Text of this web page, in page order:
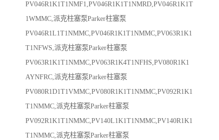
PV046R1K1T1NMF1,PV046R1K1T1NMRD,PV046R1K1T
1WMMC,派克柱塞泵Parker柱塞泵
PV046R1L1T1NMMC,PV046R1K1T1NMMC,PV063R1K1
T1NFWS,派克柱塞泵Parker柱塞泵
PV063R1K1T1NMMC,PV063R1K4T1NFHS,PV080R1K1
AYNFRC,派克柱塞泵Parker柱塞泵
PV080R1D1T1VMMC,PV080R1K1T1NMMC,PV092R1K1
T1NMMC,派克柱塞泵Parker柱塞泵
PV092R1K1T1NMMC,PV140L1K1T1NMMC,PV140R1K1
T1NMMC,派克柱塞泵Parker柱塞泵